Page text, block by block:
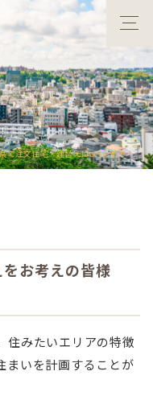
で注文住宅・建替えはactieまで！
お考えの皆様
住みたいエリアの特徴
まいを計画することが